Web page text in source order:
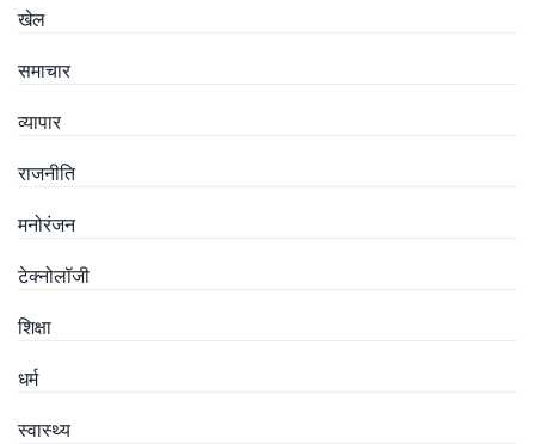
खेल
समाचार
व्यापार
राजनीति
मनोरंजन
टेक्नोलॉजी
शिक्षा
धर्म
स्वास्थ्य